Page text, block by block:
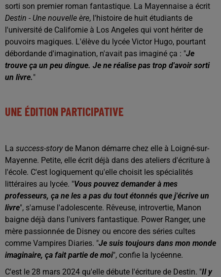
sorti son premier roman fantastique. La Mayennaise a écrit
Destin - Une nouvelle ère, l'histoire de huit étudiants de
l'université de Californie à Los Angeles qui vont hériter de
pouvoirs magiques. L'élève du lycée Victor Hugo, pourtant
débordande d'imagination, n'avait pas imaginé ça : "Je
trouve ça un peu dingue. Je ne réalise pas trop d'avoir sorti
un livre."
UNE ÉDITION PARTICIPATIVE
La success-storyde Manon démarre chez elle à Loigné-sur-
Mayenne. Petite, elle écrit déjà dans des ateliers d'écriture à
l'école. C'est logiquement qu'elle choisit les spécialités
littéraires au lycée. "Vous pouvez demander à mes
professeurs, ça ne les a pas du tout étonnés que j'écrive un
livre", s'amuse l'adolescente. Rêveuse, introvertie, Manon
baigne déjà dans l'univers fantastique. Power Ranger, une
mère passionnée de Disney ou encore des séries cultes
comme Vampires Diaries. "Je suis toujours dans mon monde
imaginaire, ça fait partie de moi", confie la lycéenne.
C'est le 28 mars 2024 qu'elle débute l'écriture de Destin. "Il y